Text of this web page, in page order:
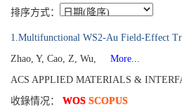
排序方式：
1.Multifunctional WS2-Au Field-Effect
Zhao, Y, Cao, Z, Wu,
More...
ACS APPLIED MATERIALS &
收錄情况： WOS SCOPUS